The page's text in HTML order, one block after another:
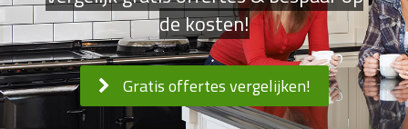
de kosten!
Gratis offertes vergelijken!